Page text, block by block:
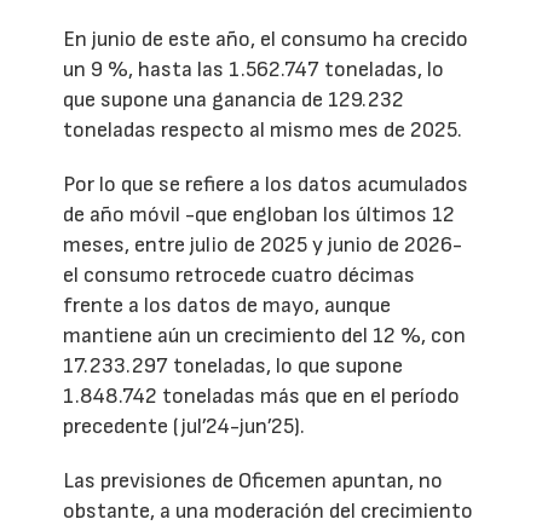
En junio de este año, el consumo ha crecido
un 9 %, hasta las 1.562.747 toneladas, lo
que supone una ganancia de 129.232
toneladas respecto al mismo mes de 2025.
Por lo que se refiere a los datos acumulados
de año móvil -que engloban los últimos 12
meses, entre julio de 2025 y junio de 2026-
el consumo retrocede cuatro décimas
frente a los datos de mayo, aunque
mantiene aún un crecimiento del 12 %, con
17.233.297 toneladas, lo que supone
1.848.742 toneladas más que en el período
precedente (jul’24-jun’25).
Las previsiones de Oficemen apuntan, no
obstante, a una moderación del crecimiento